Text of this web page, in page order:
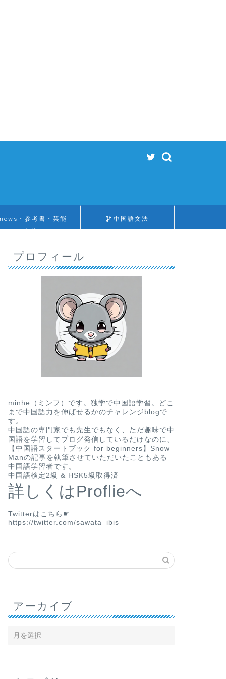
news・参考書・芸能
人等
中国語文法
プロフィール
minhe（ミンフ）です。独学で中国語学習。どこ
まで中国語力を伸ばせるかのチャレンジblogで
す。
中国語の専門家でも先生でもなく、ただ趣味で中
国語を学習してブログ発信しているだけなのに、
【中国語スタートブック for beginners】Snow
Manの記事を執筆させていただいたこともある
中国語学習者です。
中国語検定2級 & HSK5級取得済
詳しくはProflieへ
Twitterはこちら☛
https://twitter.com/sawata_ibis
アーカイブ